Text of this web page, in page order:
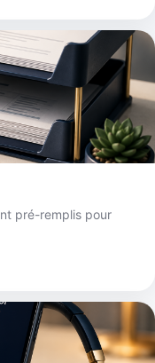
pré-remplis pour